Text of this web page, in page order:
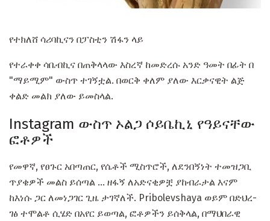
የተክለሸ ሳሪባኪናን በፓስቲን ሽፋን ላይ
የተራቀቀ ሳቤብኪና በጠቅላላው እስረኛ ከመድረሱ አንድ ዓመት በፊት በ
"ማይሚም" ውስጥ ተገኝቷል. በወርቅ ቀለም ያለው እርቃናዊት ልጅ
ቀልድ መልክ ያለው ይመስላል.
Instagram ውስጥ ኦልጋ ሶይቤኪኒ የዓይናቸው
ፎቶዎች
የመዋኛ, የፀጉር አበጣጠር, የሴቶች ሚስጥሮች, ለደንበኝነት ተመዝጋቢ
ጥያቄዎች መልስ ይሰጣል ... ዘፋኝ ለአድናቂዎቿ ያከብራታል እናም
ከእነሱ ጋር ለመነጋገር ጊዜ ታገኛለች. Pribolevshaya ወይም በድህረ-
ገፅ ተሞልቶ ሲሄድ በአየር ይወጣል, ፎቶዎችን ይሰቅላል, በማህበራዊ